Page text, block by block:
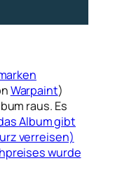
Warpaint)
raus. Es
Album gibt
verreisen)
wurde